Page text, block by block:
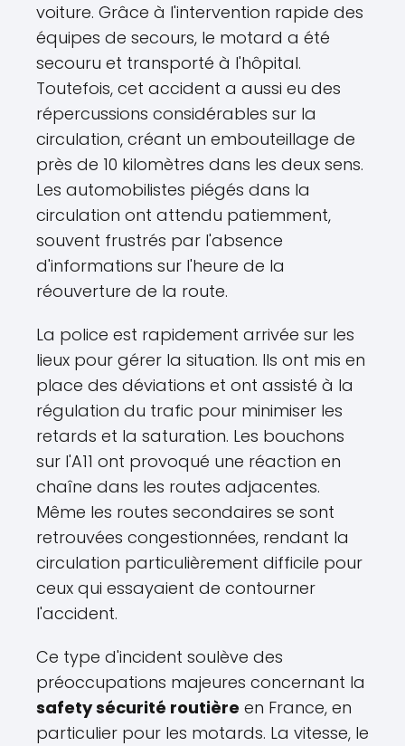
voiture. Grâce à l'intervention rapide des
équipes de secours, le motard a été
secouru et transporté à l'hôpital.
Toutefois, cet accident a aussi eu des
répercussions considérables sur la
circulation, créant un embouteillage de
près de 10 kilomètres dans les deux sens.
Les automobilistes piégés dans la
circulation ont attendu patiemment,
souvent frustrés par l'absence
d'informations sur l'heure de la
réouverture de la route.
La police est rapidement arrivée sur les
lieux pour gérer la situation. Ils ont mis en
place des déviations et ont assisté à la
régulation du trafic pour minimiser les
retards et la saturation. Les bouchons
sur l'A11 ont provoqué une réaction en
chaîne dans les routes adjacentes.
Même les routes secondaires se sont
retrouvées congestionnées, rendant la
circulation particulièrement difficile pour
ceux qui essayaient de contourner
l'accident.
Ce type d'incident soulève des
préoccupations majeures concernant la
safety sécurité routière en France, en
particulier pour les motards. La vitesse, le